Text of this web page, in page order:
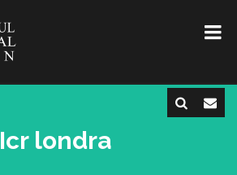
Icr londra